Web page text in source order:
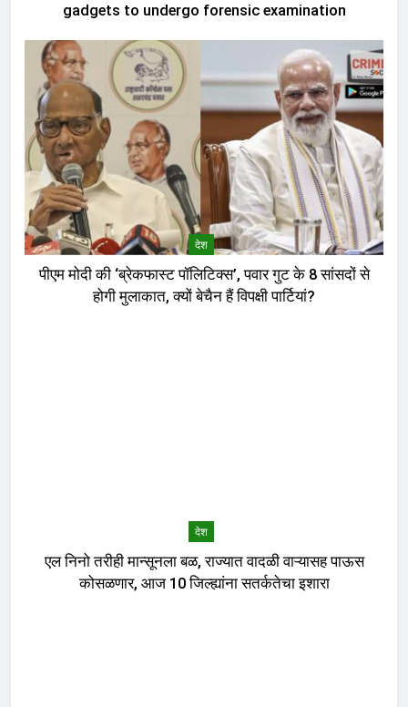
gadgets to undergo forensic examination
देश
पीएम मोदी की ‘ब्रेकफास्ट पॉलिटिक्स’, पवार गुट के 8 सांसदों से
होगी मुलाकात, क्यों बेचैन हैं विपक्षी पार्टियां?
देश
एल निनो तरीही मान्सूनला बळ, राज्यात वादळी वाऱ्यासह पाऊस
कोसळणार, आज 10 जिल्ह्यांना सतर्कतेचा इशारा